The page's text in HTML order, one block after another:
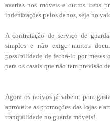
avarias nos móveis e outros itens
indenizações pelos danos, seja no
A contratação do serviço de
simples e não exige muitos
possibilidade de fechá-lo por meses
para os casais que não tem previsão
Agora os noivos já sabem: para
aproveite as promoções das lojas e
tranquilidade no guarda móveis!